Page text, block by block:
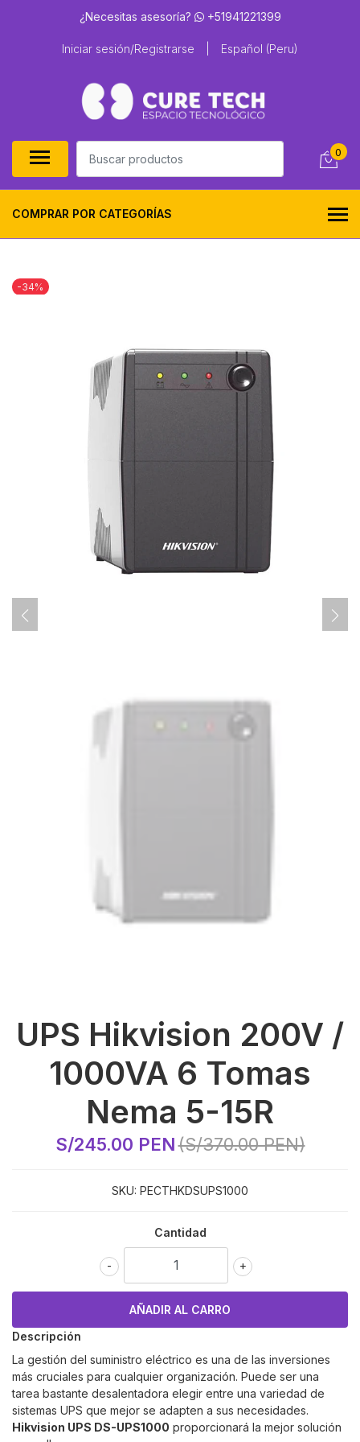
¿Necesitas asesoría? +51941221399
Iniciar sesión/Registrarse Español (Peru)
0
COMPRAR POR CATEGORÍAS
-34%
UPS Hikvision 200V /
1000VA 6 Tomas
Nema 5-15R
S/245.00 PEN(S/370.00 PEN)
SKU: PECTHKDSUPS1000
Cantidad
+
-
Descripción
La gestión del suministro eléctrico es una de las inversiones
más cruciales para cualquier organización. Puede ser una
tarea bastante desalentadora elegir entre una variedad de
sistemas UPS que mejor se adapten a sus necesidades.
Hikvision UPS DS-UPS1000 proporcionará la mejor solución